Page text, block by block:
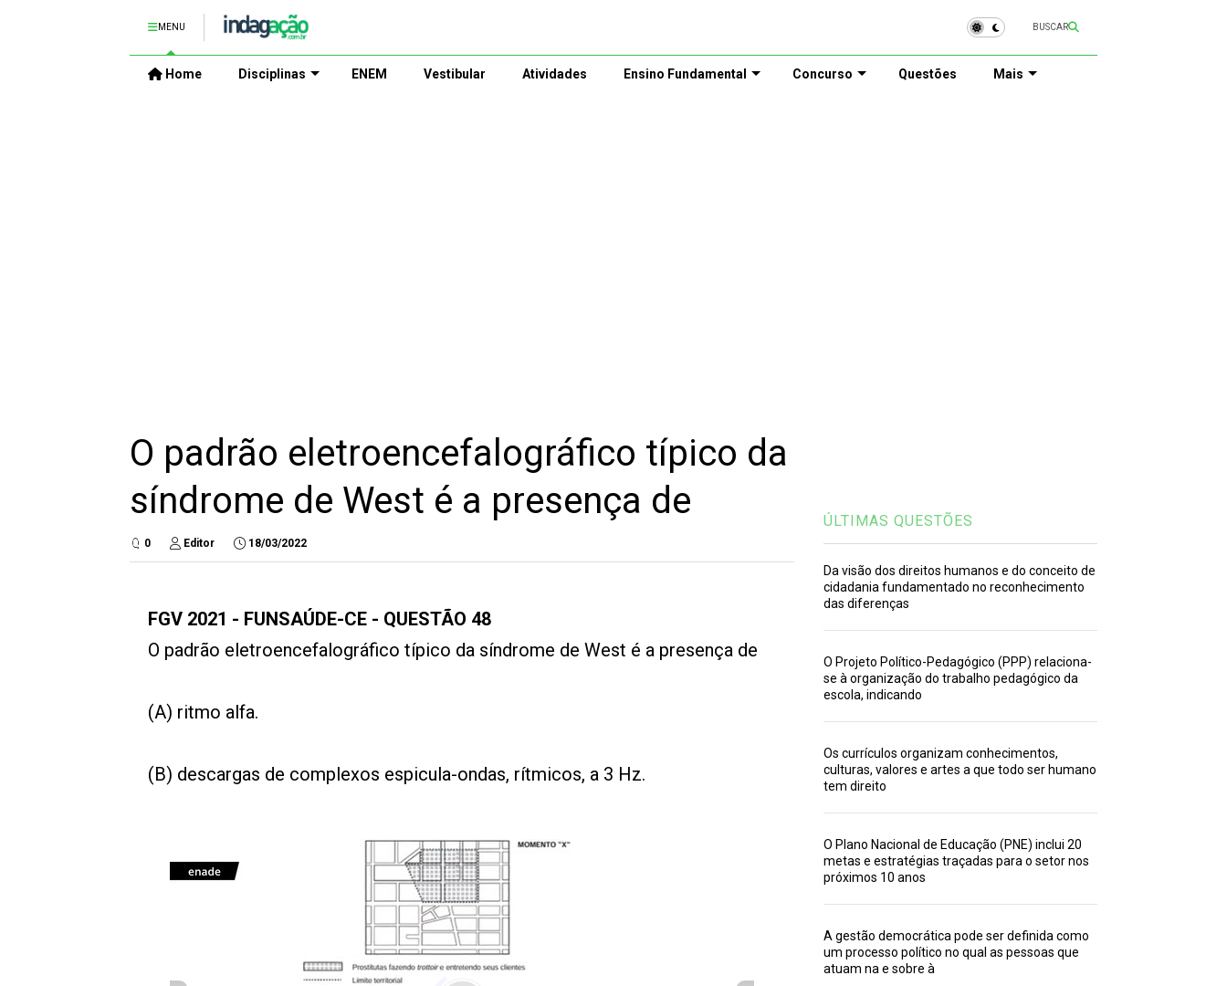
MENU BUSCAR
Home Disciplinas ENEM Vestibular Atividades Ensino Fundamental Concurso Questões Mais
O padrão eletroencefalográfico típico da
síndrome de West é a presença de
0 Editor 18/03/2022
FGV 2021 - FUNSAÚDE-CE - QUESTÃO 48
O padrão eletroencefalográfico típico da síndrome de West é a presença de
(A) ritmo alfa.
(B) descargas de complexos espicula-ondas, rítmicos, a 3 Hz.
ÚLTIMAS QUESTÕES
Da visão dos direitos humanos e do conceito de
cidadania fundamentado no reconhecimento
das diferenças
O Projeto Político-Pedagógico (PPP) relaciona-
se à organização do trabalho pedagógico da
escola, indicando
Os currículos organizam conhecimentos,
culturas, valores e artes a que todo ser humano
tem direito
O Plano Nacional de Educação (PNE) inclui 20
metas e estratégias traçadas para o setor nos
próximos 10 anos
A gestão democrática pode ser definida como
um processo político no qual as pessoas que
atuam na e sobre à